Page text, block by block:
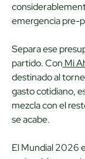
emergencia pre-
Separa ese
partido. Con Mi
destinado al
gasto cotidiano,
mezcla con el
se acabe.
El Mundial 2026